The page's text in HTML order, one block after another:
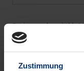
Zustimmung
Preisangaben inkl.
kann die MwSt. an